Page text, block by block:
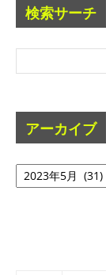
検索サーチ
アーカイブ
ア
ー